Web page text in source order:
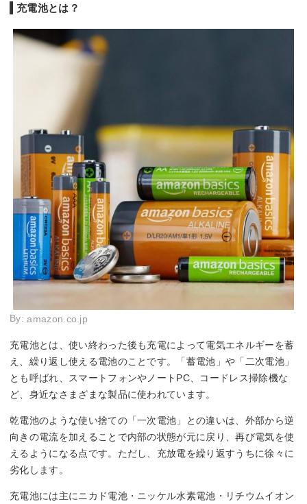
充電池とは？
By:amazon.co.jp
充電池とは、使い終わった後も充電によって電気エネルギーを蓄
え、繰り返し使える電池のことです。「蓄電池」や「二次電池」
とも呼ばれ、スマートフォンやノートPC、コードレス掃除機な
ど、身近なさまざまな製品に使われています。
乾電池のような使い捨ての「一次電池」との違いは、外部から逆
向きの電流を加えることで内部の状態が元に戻り、再び電気を使
えるようになる点です。ただし、充放電を繰り返すうちに徐々に
劣化します。
充電池には主にニカド電池・ニッケル水素電池・リチウムイオン